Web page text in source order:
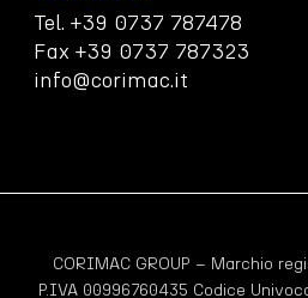
Tel. +39 0737 787478
Fax +39 0737 787323
info@corimac.it
CORIMAC GROUP – Marchio
P.IVA 00996760435 Codice